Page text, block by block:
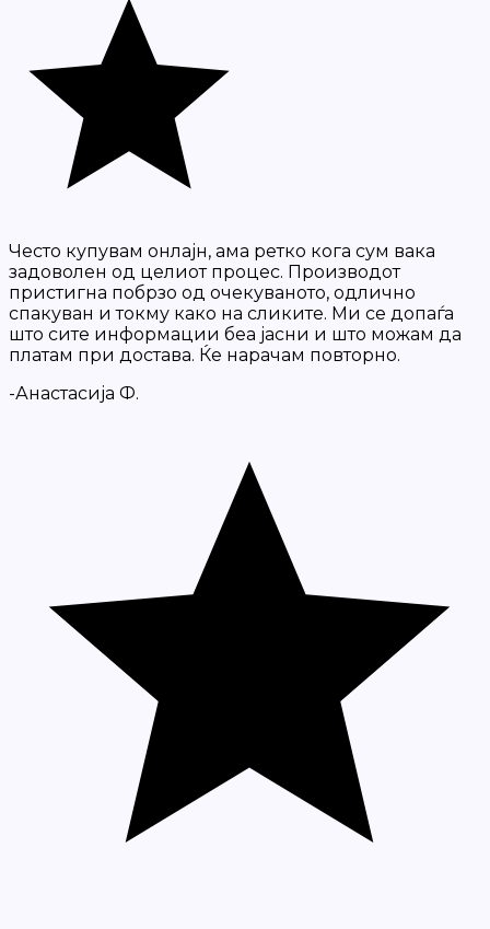
Често купувам онлајн, ама ретко кога сум вака
задоволен од целиот процес. Производот
пристигна побрзо од очекуваното, одлично
спакуван и токму како на сликите. Ми се допаѓа
што сите информации беа јасни и што можам да
платам при достава. Ќе нарачам повторно.
-Анастасија Ф.